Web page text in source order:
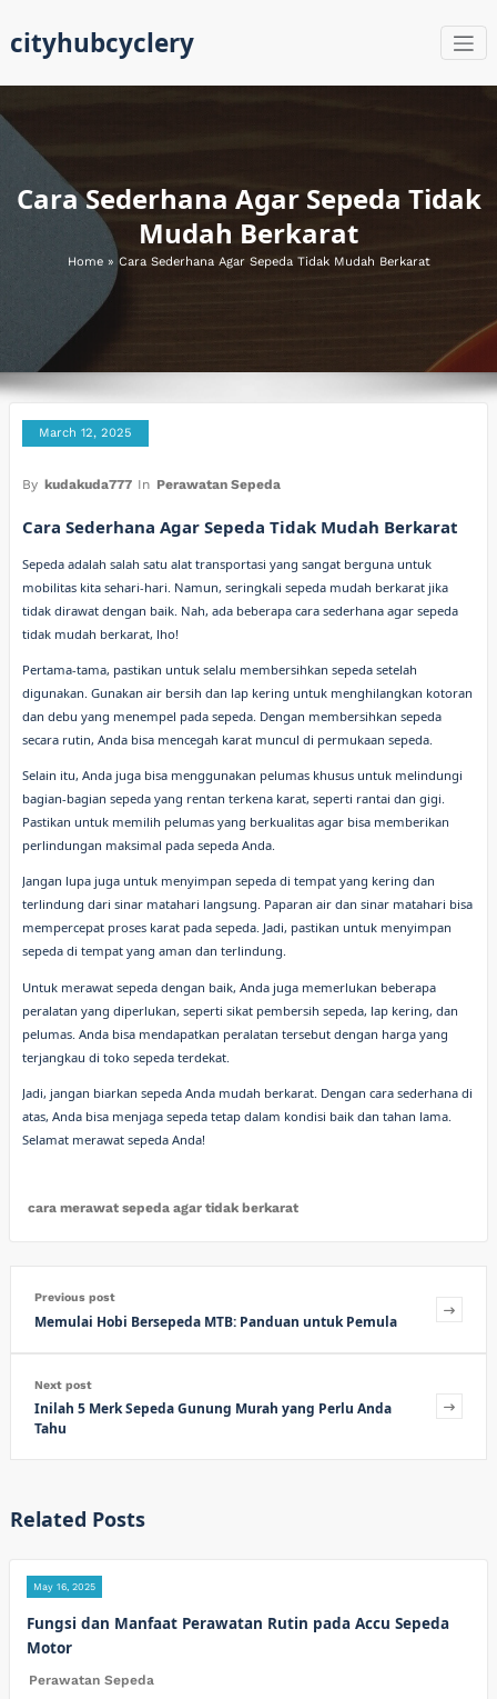
content
cityhubcyclery
Cara Sederhana Agar Sepeda Tidak
Mudah Berkarat
Home» Cara Sederhana Agar Sepeda Tidak Mudah Berkarat
March 12, 2025
By kudakuda777 In Perawatan Sepeda
Cara Sederhana Agar Sepeda Tidak Mudah Berkarat
Sepeda adalah salah satu alat transportasi yang sangat berguna untuk
mobilitas kita sehari-hari. Namun, seringkali sepeda mudah berkarat jika
tidak dirawat dengan baik. Nah, ada beberapa cara sederhana agar sepeda
tidak mudah berkarat, lho!
Pertama-tama, pastikan untuk selalu membersihkan sepeda setelah
digunakan. Gunakan air bersih dan lap kering untuk menghilangkan kotoran
dan debu yang menempel pada sepeda. Dengan membersihkan sepeda
secara rutin, Anda bisa mencegah karat muncul di permukaan sepeda.
Selain itu, Anda juga bisa menggunakan pelumas khusus untuk melindungi
bagian-bagian sepeda yang rentan terkena karat, seperti rantai dan gigi.
Pastikan untuk memilih pelumas yang berkualitas agar bisa memberikan
perlindungan maksimal pada sepeda Anda.
Jangan lupa juga untuk menyimpan sepeda di tempat yang kering dan
terlindung dari sinar matahari langsung. Paparan air dan sinar matahari bisa
mempercepat proses karat pada sepeda. Jadi, pastikan untuk menyimpan
sepeda di tempat yang aman dan terlindung.
Untuk merawat sepeda dengan baik, Anda juga memerlukan beberapa
peralatan yang diperlukan, seperti sikat pembersih sepeda, lap kering, dan
pelumas. Anda bisa mendapatkan peralatan tersebut dengan harga yang
terjangkau di toko sepeda terdekat.
Jadi, jangan biarkan sepeda Anda mudah berkarat. Dengan cara sederhana di
atas, Anda bisa menjaga sepeda tetap dalam kondisi baik dan tahan lama.
Selamat merawat sepeda Anda!
cara merawat sepeda agar tidak berkarat
Previous post
Memulai Hobi Bersepeda MTB: Panduan untuk Pemula
Next post
Inilah 5 Merk Sepeda Gunung Murah yang Perlu Anda
Tahu
Related Posts
May 16, 2025
Fungsi dan Manfaat Perawatan Rutin pada Accu Sepeda
Motor
Perawatan Sepeda